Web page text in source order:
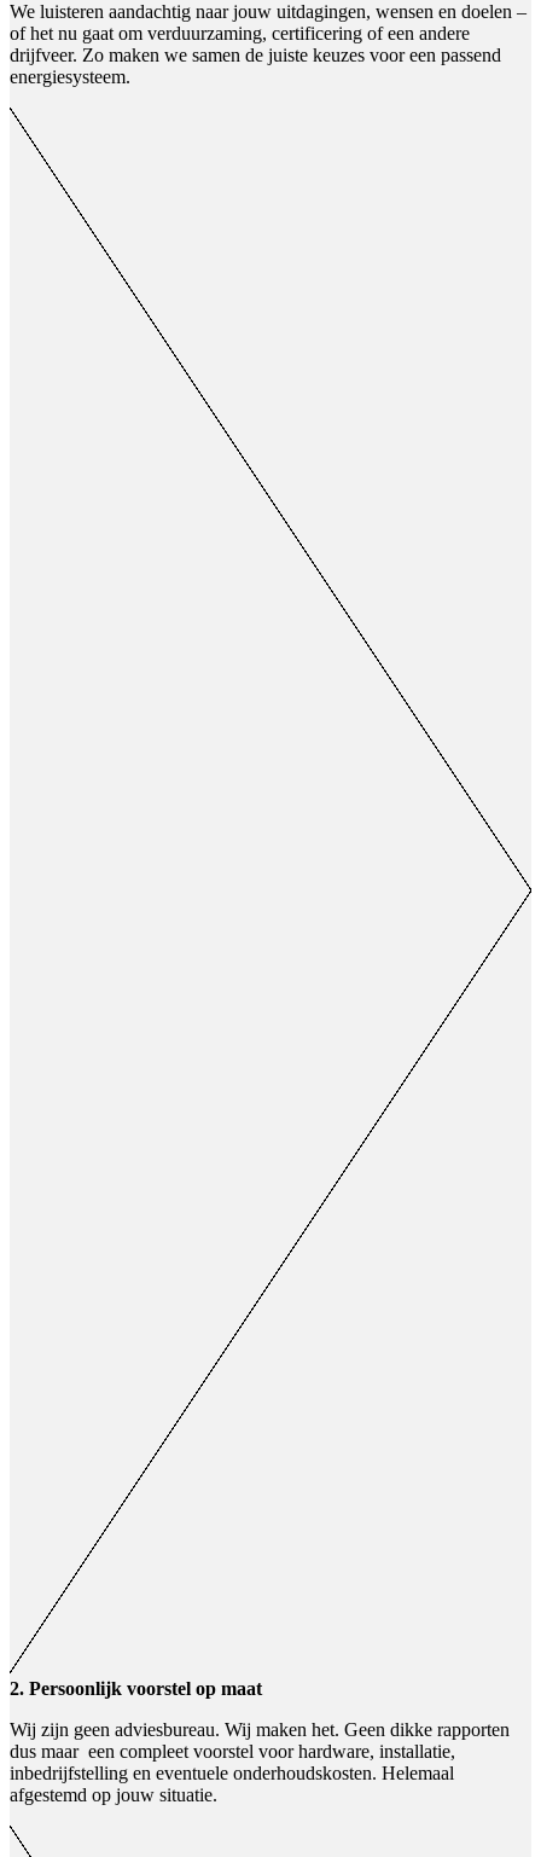
We luisteren aandachtig naar jouw uitdagingen, wensen en doelen –
of het nu gaat om verduurzaming, certificering of een andere
drijfveer. Zo maken we samen de juiste keuzes voor een passend
energiesysteem.
2. Persoonlijk voorstel op maat
Wij zijn geen adviesbureau. Wij maken het. Geen dikke rapporten
dus maar een compleet voorstel voor hardware, installatie,
inbedrijfstelling en eventuele onderhoudskosten. Helemaal
afgestemd op jouw situatie.